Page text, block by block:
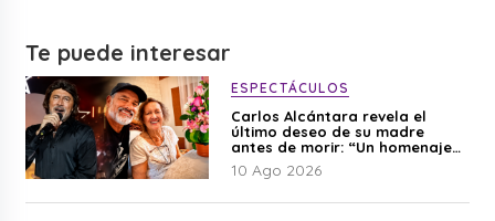
Te puede interesar
ESPECTÁCULOS
Carlos Alcántara revela el
último deseo de su madre
antes de morir: “Un homenaje
para mi mamá”
10 Ago 2026